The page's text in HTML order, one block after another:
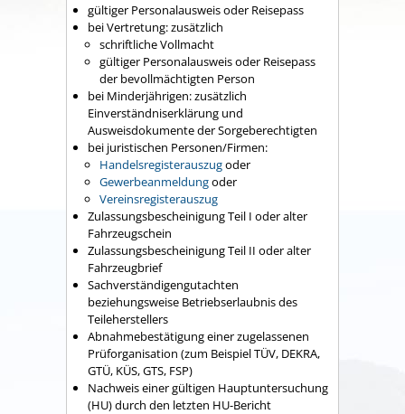
gültiger Personalausweis oder Reisepass
bei Vertretung: zusätzlich
schriftliche Vollmacht
gültiger Personalausweis oder Reisepass
der bevollmächtigten Person
bei Minderjährigen: zusätzlich
Einverständniserklärung und
Ausweisdokumente der Sorgeberechtigten
bei juristischen Personen/Firmen:
Handelsregisterauszugoder
Gewerbeanmeldungoder
Vereinsregisterauszug
Zulassungsbescheinigung Teil I oder alter
Fahrzeugschein
Zulassungsbescheinigung Teil II oder alter
Fahrzeugbrief
Sachverständigengutachten
beziehungsweise Betriebserlaubnis des
Teileherstellers
Abnahmebestätigung einer zugelassenen
Prüforganisation (zum Beispiel TÜV, DEKRA,
GTÜ, KÜS, GTS, FSP)
Nachweis einer gültigen Hauptuntersuchung
(HU) durch den letzten HU-Bericht